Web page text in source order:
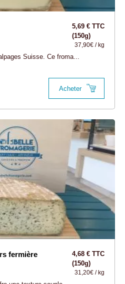
5,69 € TTC
(150g)
37,90€ / kg
Suisse. Ce froma...
Acheter
fermière
4,68 € TTC
(150g)
31,20€ / kg